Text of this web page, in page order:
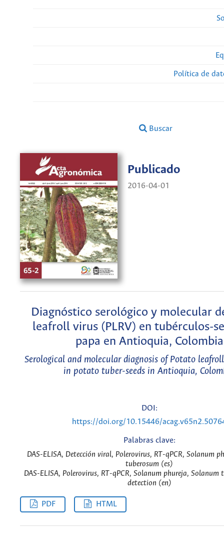
Política de
Buscar
Publicado
2016-04-01
Diagnóstico serológico y molecular
leafroll virus (PLRV) en tubérculos-
papa en Antioquia, Colombia
Serological and molecular diagnosis of Potato
in potato tuber-seeds in Antioquia,
DOI:
https://doi.org/10.15446/
Palabras clave:
DAS-ELISA, Detección viral, Polerovirus, RT-qPCR, Solanum
tuberosum (es)
DAS-ELISA, Polerovirus, RT-qPCR, Solanum phureja, Solanum
detection (en)
PDF HTML